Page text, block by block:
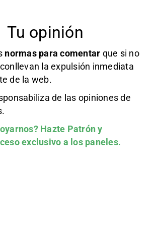
Tu opinión
normas para comentar que si no
la expulsión inmediata
de la web.
de las opiniones de
Hazte Patróny
exclusivo a los paneles.